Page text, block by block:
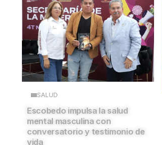
SALUD
Escobedo impulsa la salud
mental masculina con
conversatorio y testimonio de
vida